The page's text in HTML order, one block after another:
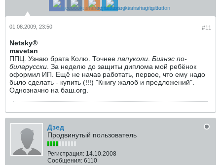
#11
01.08.2009, 23:50
Netsky®
mavetan
ППЦ. Узнаю брата Колю. Точнее папуколи Бизнэс по-
биларусски . За неделю до защиты диплома мой ребёнок
оформил ИП. Ещё не начав работать, первое, что ему надо
было сделать - купить (!!!) "Книгу жалоб и предложений".
Однозначно на баш.org.
Дзед
Продвинутый пользователь
Регистрация: 14.10.2008
Сообщения: 6110